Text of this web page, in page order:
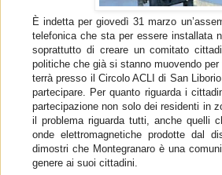
È indetta per giovedì 31 marzo
telefonica che sta per essere installata
soprattutto di creare un comitato
politiche che già si stanno muovendo
terrà presso il Circolo ACLI di San
partecipare. Per quanto riguarda i
partecipazione non solo dei residenti in
il problema riguarda tutti, anche quelli
onde elettromagnetiche prodotte dal
dimostri che Montegranaro è una
genere ai suoi cittadini.